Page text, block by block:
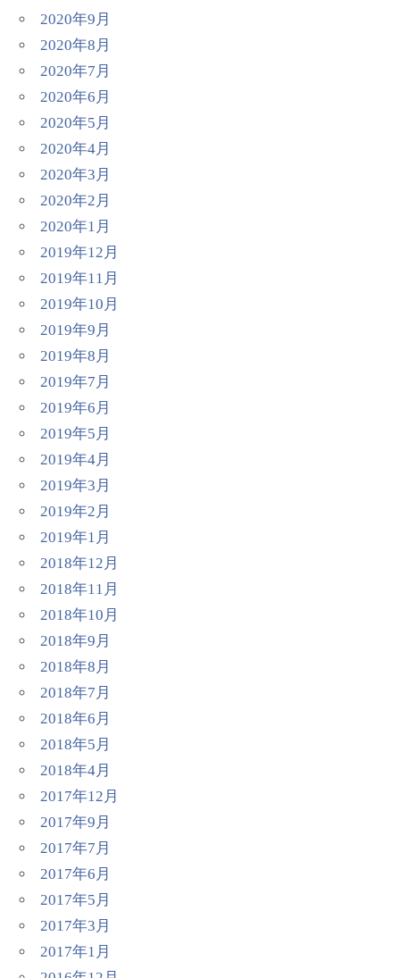
2020年9月
2020年8月
2020年7月
2020年6月
2020年5月
2020年4月
2020年3月
2020年2月
2020年1月
2019年12月
2019年11月
2019年10月
2019年9月
2019年8月
2019年7月
2019年6月
2019年5月
2019年4月
2019年3月
2019年2月
2019年1月
2018年12月
2018年11月
2018年10月
2018年9月
2018年8月
2018年7月
2018年6月
2018年5月
2018年4月
2017年12月
2017年9月
2017年7月
2017年6月
2017年5月
2017年3月
2017年1月